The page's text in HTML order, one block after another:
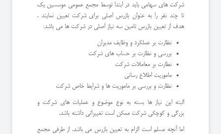
شرکت های سهامی باید در ابتدا توسط مجمع عمومی موسسین یک
تا چند نفر را به عنوان بازرس اصلی برای شرکت تعیین نمایند .
هدف از تعیین بازرس تامین سه نیاز اصلی در شرکت ها می باشد:
نظارت بر عملکرد و وظایف مدیران
بررسی و نظارت بر حساب های شرکت
نطارت بر معاملات شرکت
ماموریت اطلاع رسانی
نظارت و بررسی بر ماموریت ها و شرایط خاص شرکت
البته این نیاز ها بسته به نوع موضوع و عملیات های شرکت و
بزرگی و کوچکی شرکت ممکن است تغییراتی داشته باشد.
اما آنچه مسلم است الزام به تعیین بازرس می باشد. از طرفی مجمع